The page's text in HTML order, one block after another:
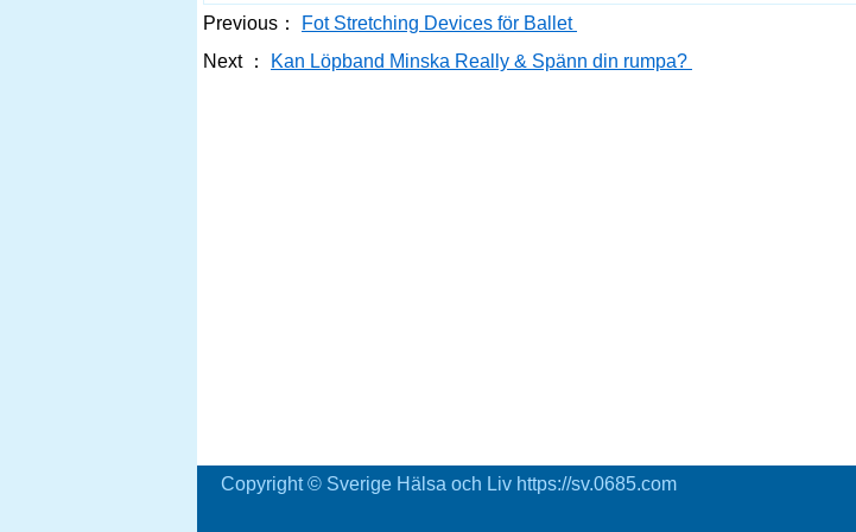
Previous：
Fot Stretching Devices för Ballet
Next ：
Kan Löpband Minska Really & Spänn din rumpa?
Copyright © Sverige Hälsa och Liv https://sv.0685.com